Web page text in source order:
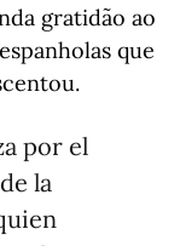
gratidão ao
que
por el
la